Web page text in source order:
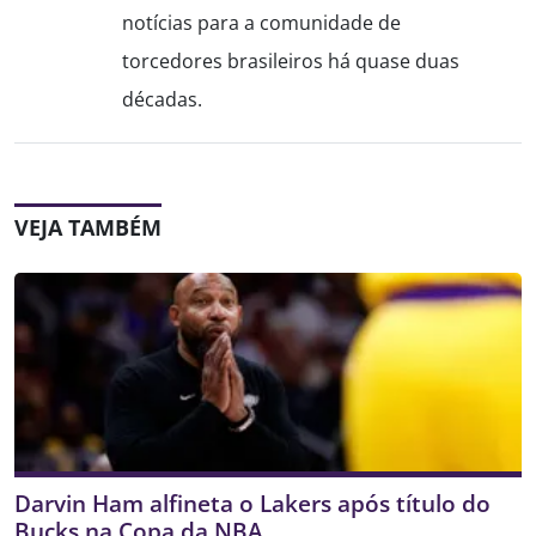
notícias para a comunidade de
torcedores brasileiros há quase duas
décadas.
VEJA TAMBÉM
Darvin Ham alfineta o Lakers após título do